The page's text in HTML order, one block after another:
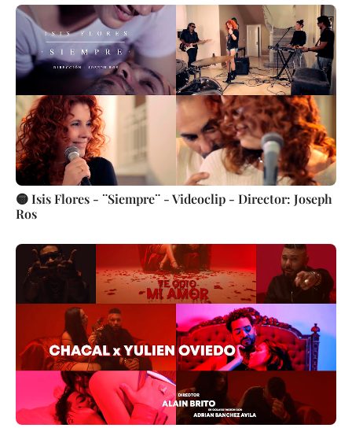
🟡 Isis Flores - ¨Siempre¨ - Videoclip - Director: Joseph
Ros